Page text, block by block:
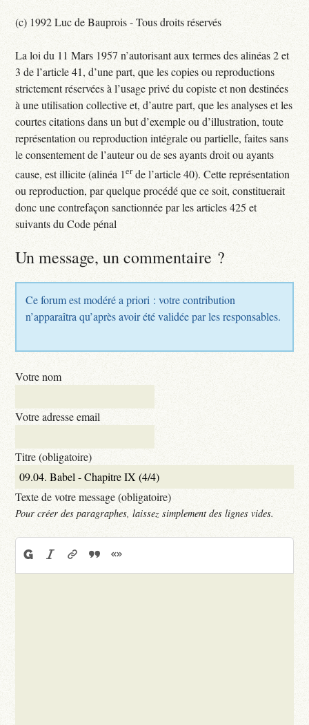
(c) 1992 Luc de Bauprois - Tous droits réservés
La loi du 11 Mars 1957 n’autorisant aux termes des alinéas 2 et
3 de l’article 41, d’une part, que les copies ou reproductions
strictement réservées à l’usage privé du copiste et non destinées
à une utilisation collective et, d’autre part, que les analyses et les
courtes citations dans un but d’exemple ou d’illustration, toute
représentation ou reproduction intégrale ou partielle, faites sans
le consentement de l’auteur ou de ses ayants droit ou ayants
cause, est illicite (alinéa 1er de l’article 40). Cette représentation
ou reproduction, par quelque procédé que ce soit, constituerait
donc une contrefaçon sanctionnée par les articles 425 et
suivants du Code pénal
Un message, un commentaire ?
Ce forum est modéré a priori : votre contribution
n’apparaîtra qu’après avoir été validée par les responsables.
Votre nom
Votre adresse email
Titre (obligatoire)
Texte de votre message (obligatoire)
Pour créer des paragraphes, laissez simplement des lignes vides.